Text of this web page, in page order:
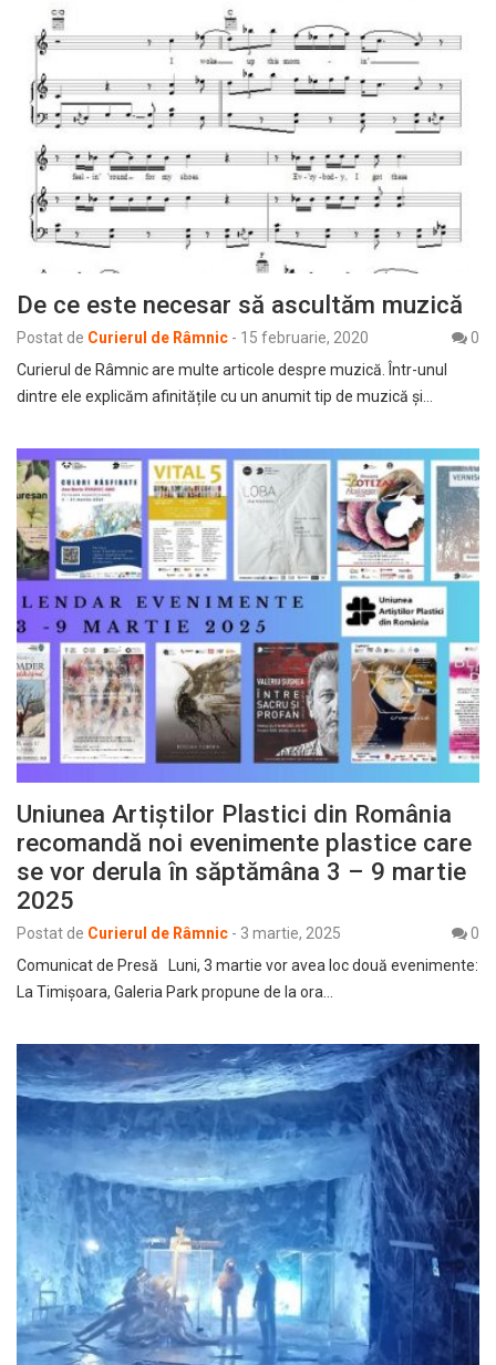
De ce este necesar să ascultăm muzică
Postat de Curierul de Râmnic - 15 februarie, 2020
0
Curierul de Râmnic are multe articole despre muzică. Într-unul
dintre ele explicăm afinitățile cu un anumit tip de muzică și…
Uniunea Artiștilor Plastici din România
recomandă noi evenimente plastice care
se vor derula în săptămâna 3 – 9 martie
2025
Postat de Curierul de Râmnic - 3 martie, 2025
0
Comunicat de Presă Luni, 3 martie vor avea loc două evenimente:
La Timișoara, Galeria Park propune de la ora…